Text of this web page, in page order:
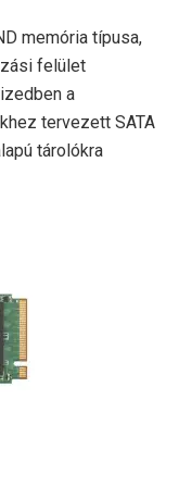
memória típusa,
felület
a
tervezett SATA
tárolókra